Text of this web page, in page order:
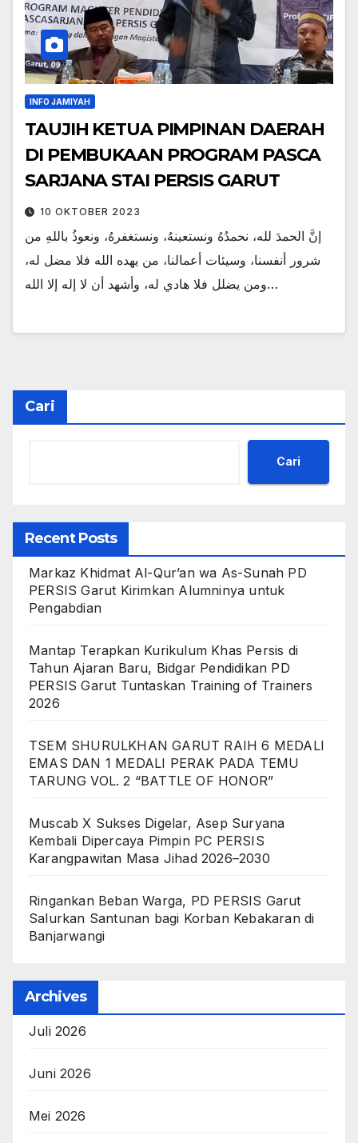
INFO JAMIYAH
TAUJIH KETUA PIMPINAN DAERAH
DI PEMBUKAAN PROGRAM PASCA
SARJANA STAI PERSIS GARUT
10 OKTOBER 2023
‌إنَّ ‌الحمدَ ‌لله، نحمدُهُ ونستعينهُ، ونستغفرهُ، ونعوذُ باللهِ من
شرور أنفسنا، وسيئات أعمالنا، من يهده الله فلا مضل له،
ومن يضلل فلا هادي له، وأشهد أن لا إله إلا الله…
Cari
Cari
Recent Posts
Markaz Khidmat Al-Qur’an wa As-Sunah PD
PERSIS Garut Kirimkan Alumninya untuk
Pengabdian
Mantap Terapkan Kurikulum Khas Persis di
Tahun Ajaran Baru, Bidgar Pendidikan PD
PERSIS Garut Tuntaskan Training of Trainers
2026
TSEM SHURULKHAN GARUT RAIH 6 MEDALI
EMAS DAN 1 MEDALI PERAK PADA TEMU
TARUNG VOL. 2 “BATTLE OF HONOR”
Muscab X Sukses Digelar, Asep Suryana
Kembali Dipercaya Pimpin PC PERSIS
Karangpawitan Masa Jihad 2026–2030
Ringankan Beban Warga, PD PERSIS Garut
Salurkan Santunan bagi Korban Kebakaran di
Banjarwangi
Archives
Juli 2026
Juni 2026
Mei 2026